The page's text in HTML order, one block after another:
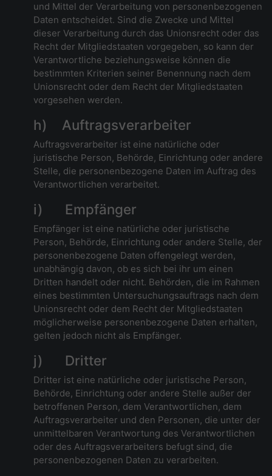
und Mittel der Verarbeitung von personenbezogenen
Daten entscheidet. Sind die Zwecke und Mittel
dieser Verarbeitung durch das Unionsrecht oder das
Recht der Mitgliedstaaten vorgegeben, so kann der
Verantwortliche beziehungsweise können die
bestimmten Kriterien seiner Benennung nach dem
Unionsrecht oder dem Recht der Mitgliedstaaten
vorgesehen werden.
h) Auftragsverarbeiter
Auftragsverarbeiter ist eine natürliche oder
juristische Person, Behörde, Einrichtung oder andere
Stelle, die personenbezogene Daten im Auftrag des
Verantwortlichen verarbeitet.
i) Empfänger
Empfänger ist eine natürliche oder juristische
Person, Behörde, Einrichtung oder andere Stelle, der
personenbezogene Daten offengelegt werden,
unabhängig davon, ob es sich bei ihr um einen
Dritten handelt oder nicht. Behörden, die im Rahmen
eines bestimmten Untersuchungsauftrags nach dem
Unionsrecht oder dem Recht der Mitgliedstaaten
möglicherweise personenbezogene Daten erhalten,
gelten jedoch nicht als Empfänger.
j) Dritter
Dritter ist eine natürliche oder juristische Person,
Behörde, Einrichtung oder andere Stelle außer der
betroffenen Person, dem Verantwortlichen, dem
Auftragsverarbeiter und den Personen, die unter der
unmittelbaren Verantwortung des Verantwortlichen
oder des Auftragsverarbeiters befugt sind, die
personenbezogenen Daten zu verarbeiten.